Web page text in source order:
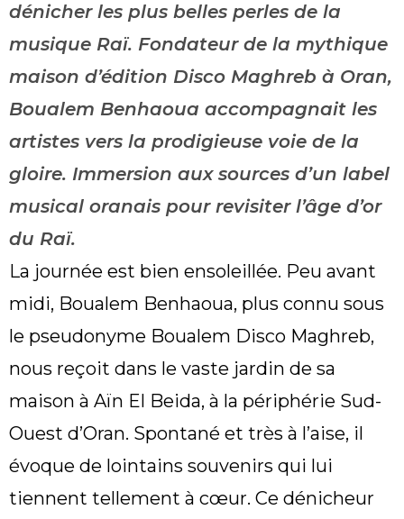
dénicher les plus belles perles de la
musique Raï. Fondateur de la mythique
maison d’édition Disco Maghreb à Oran,
Boualem Benhaoua accompagnait les
artistes vers la prodigieuse voie de la
gloire. Immersion aux sources d’un label
musical oranais pour revisiter l’âge d’or
du Raï.
La journée est bien ensoleillée. Peu avant
midi, Boualem Benhaoua, plus connu sous
le pseudonyme Boualem Disco Maghreb,
nous reçoit dans le vaste jardin de sa
maison à Aïn El Beida, à la périphérie Sud-
Ouest d’Oran. Spontané et très à l’aise, il
évoque de lointains souvenirs qui lui
tiennent tellement à cœur. Ce dénicheur